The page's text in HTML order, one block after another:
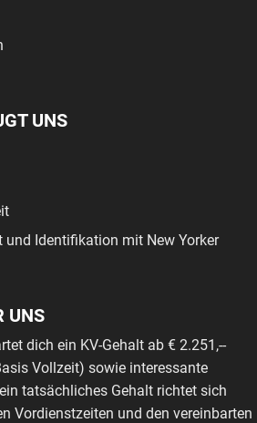
UNS
Identifikation mit New Yorker
UNS
dich ein KV-Gehalt ab € 2.251,--
Vollzeit) sowie interessante
tatsächliches Gehalt richtet sich
Vordienstzeiten und den vereinbarten